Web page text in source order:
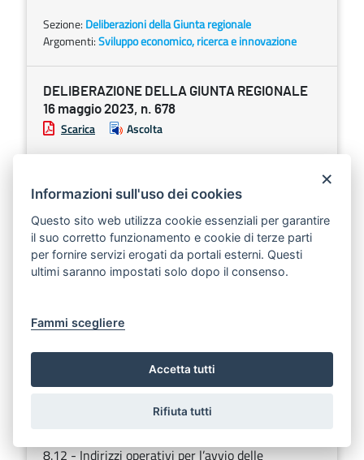
Sezione: Deliberazioni della Giunta regionale
Argomenti:Sviluppo economico, ricerca e innovazione
DELIBERAZIONE DELLA GIUNTA REGIONALE
16 maggio 2023, n. 678
Scarica Ascolta
azione 3.6.a - Variazione al bilancio di previsione
2023 e pluriennale 2023 -2025 ai sensi del D. Lgs.
n. 118/2011 e ss.mm.ii - Applicazione Avanzo
Amministrazione. Avviso pubblico Titolo II capo III.
Sezione:Deliberazioni della Giunta regionale
PR Puglia FESR-FSE+ 2021-2027 - Priorità:8.
8.12 - Indirizzi operativi per l’avvio delle
×
Informazioni sull'uso dei cookies
Questo sito web utilizza cookie essenziali per garantire
il suo corretto funzionamento e cookie di terze parti
per fornire servizi erogati da portali esterni. Questi
ultimi saranno impostati solo dopo il consenso.
Fammi scegliere
Accetta tutti
Rifiuta tutti